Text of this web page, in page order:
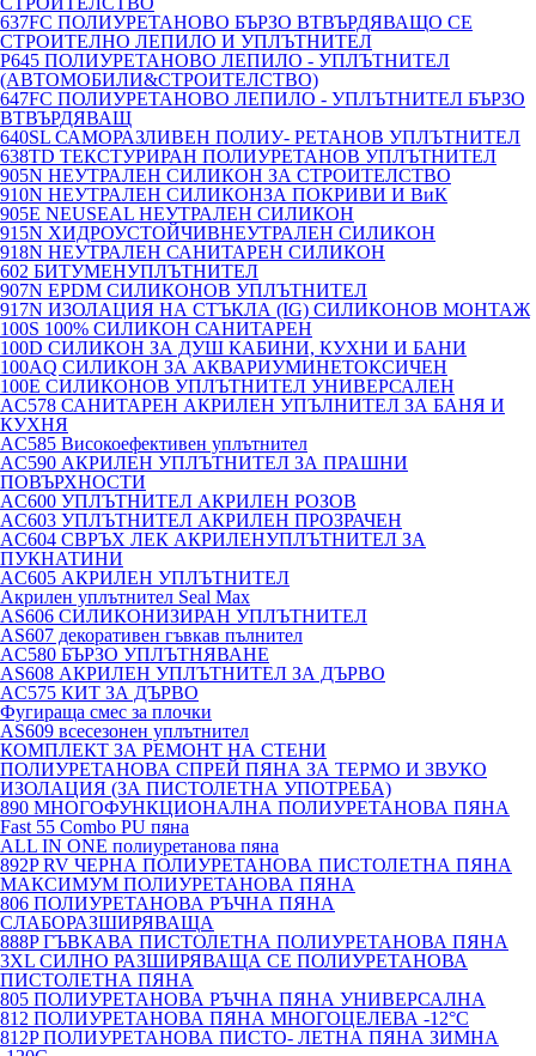
637FC ПОЛИУРЕТАНОВО БЪРЗО ВТВЪРДЯВАЩО СЕ
СТРОИТЕЛНО ЛЕПИЛО И УПЛЪТНИТЕЛ
P645 ПОЛИУРЕТАНОВО ЛЕПИЛО - УПЛЪТНИТЕЛ
(АВТОМОБИЛИ&СТРОИТЕЛСТВО)
647FC ПОЛИУРЕТАНОВО ЛЕПИЛО - УПЛЪТНИТЕЛ БЪРЗО
ВТВЪРДЯВАЩ
640SL САМОРАЗЛИВЕН ПОЛИУ- РЕТАНОВ УПЛЪТНИТЕЛ
638TD ТЕКСТУРИРАН ПОЛИУРЕТАНОВ УПЛЪТНИТЕЛ
905N НЕУТРАЛЕН СИЛИКОН ЗА СТРОИТЕЛСТВО
910N НЕУТРАЛЕН СИЛИКОНЗА ПОКРИВИ И ВиК
905E NEUSEAL НЕУТРАЛЕН СИЛИКОН
915N ХИДРОУСТОЙЧИВНЕУТРАЛЕН СИЛИКОН
918N НЕУТРАЛЕН САНИТАРЕН СИЛИКОН
602 БИТУМЕНУПЛЪТНИТЕЛ
907N EPDM СИЛИКОНОВ УПЛЪТНИТЕЛ
917N ИЗОЛАЦИЯ НА СТЪКЛА (IG) СИЛИКОНОВ МОНТАЖ
100S 100% СИЛИКОН САНИТАРЕН
100D СИЛИКОН ЗА ДУШ КАБИНИ, КУХНИ И БАНИ
100AQ СИЛИКОН ЗА АКВАРИУМИНЕТОКСИЧЕН
100E СИЛИКОНОВ УПЛЪТНИТЕЛ УНИВЕРСАЛЕН
AC578 САНИТАРЕН АКРИЛЕН УПЪЛНИТЕЛ ЗА БАНЯ И
КУХНЯ
AC585 Високоефективен уплътнител
AC590 АКРИЛЕН УПЛЪТНИТЕЛ ЗА ПРАШНИ
ПОВЪРХНОСТИ
AC600 УПЛЪТНИТЕЛ АКРИЛЕН РОЗОВ
AC603 УПЛЪТНИТЕЛ АКРИЛЕН ПРОЗРАЧЕН
AC604 СВРЪХ ЛЕК АКРИЛЕНУПЛЪТНИТЕЛ ЗА
ПУКНАТИНИ
AC605 АКРИЛЕН УПЛЪТНИТЕЛ
Акрилен уплътнител Seal Max
AS606 СИЛИКОНИЗИРАН УПЛЪТНИТЕЛ
AS607 декоративен гъвкав пълнител
AC580 БЪРЗО УПЛЪТНЯВАНЕ
AS608 АКРИЛЕН УПЛЪТНИТЕЛ ЗА ДЪРВО
AC575 КИТ ЗА ДЪРВО
Фугираща смес за плочки
AS609 всесезонен уплътнител
КОМПЛЕКТ ЗА РЕМОНТ НА СТЕНИ
ПОЛИУРЕТАНОВА СПРЕЙ ПЯНА ЗА ТЕРМО И ЗВУКО
ИЗОЛАЦИЯ (ЗА ПИСТОЛЕТНА УПОТРЕБА)
890 МНОГОФУНКЦИОНАЛНА ПОЛИУРЕТАНОВА ПЯНА
Fast 55 Combo PU пяна
ALL IN ONE полиуретанова пяна
892P RV ЧЕРНА ПОЛИУРЕТАНОВА ПИСТОЛЕТНА ПЯНА
МАКСИМУМ ПОЛИУРЕТАНОВА ПЯНА
806 ПОЛИУРЕТАНОВА РЪЧНА ПЯНА
СЛАБОРАЗШИРЯВАЩА
888P ГЪВКАВА ПИСТОЛЕТНА ПОЛИУРЕТАНОВА ПЯНА
3XL СИЛНО РАЗШИРЯВАЩА СЕ ПОЛИУРЕТАНОВА
ПИСТОЛЕТНА ПЯНА
805 ПОЛИУРЕТАНОВА РЪЧНА ПЯНА УНИВЕРСАЛНА
812 ПОЛИУРЕТАНОВА ПЯНА МНОГОЦЕЛЕВА -12°C
812P ПОЛИУРЕТАНОВА ПИСТО- ЛЕТНА ПЯНА ЗИМНА